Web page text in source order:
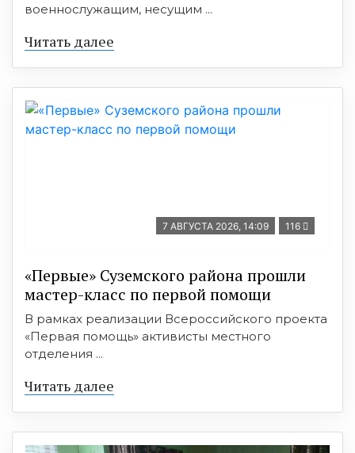
военнослужащим, несущим ...
Читать далее
7 АВГУСТА 2026, 14:09 116
«Первые» Суземского района прошли
мастер-класс по первой помощи
В рамках реализации Всероссийского проекта
«Первая помощь» активисты местного
отделения ...
Читать далее